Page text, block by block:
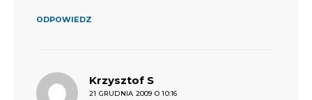
ODPOWIEDZ
Krzysztof S
21 GRUDNIA 2009 O 10:16